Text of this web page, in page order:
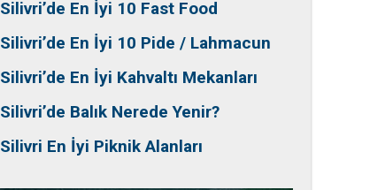
Silivri’de En İyi 10 Fast Food
Silivri’de En İyi 10 Pide / Lahmacun
Silivri’de En İyi Kahvaltı Mekanları
Silivri’de Balık Nerede Yenir?
Silivri En İyi Piknik Alanları